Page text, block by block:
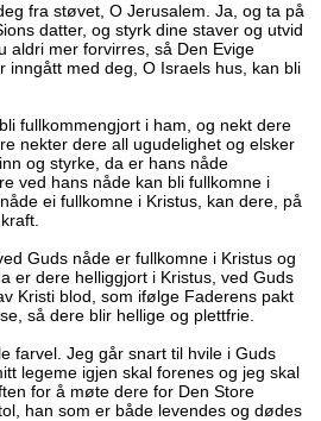
fra støvet, O Jerusalem. Ja, og ta på
datter, og styrk dine staver og utvid
aldri mer forvirres, så Den Evige
inngått med deg, O Israels hus, kan bli
fullkommengjort i ham, og nekt dere
nekter dere all ugudelighet og elsker
og styrke, da er hans nåde
ved hans nåde kan bli fullkomne i
ei fullkomne i Kristus, kan dere, på
Guds nåde er fullkomne i Kristus og
er dere helliggjort i Kristus, ved Guds
Kristi blod, som ifølge Faderens pakt
så dere blir hellige og plettfrie.
farvel. Jeg går snart til hvile i Guds
legeme igjen skal forenes og jeg skal
for å møte dere for Den Store
han som er både levendes og dødes